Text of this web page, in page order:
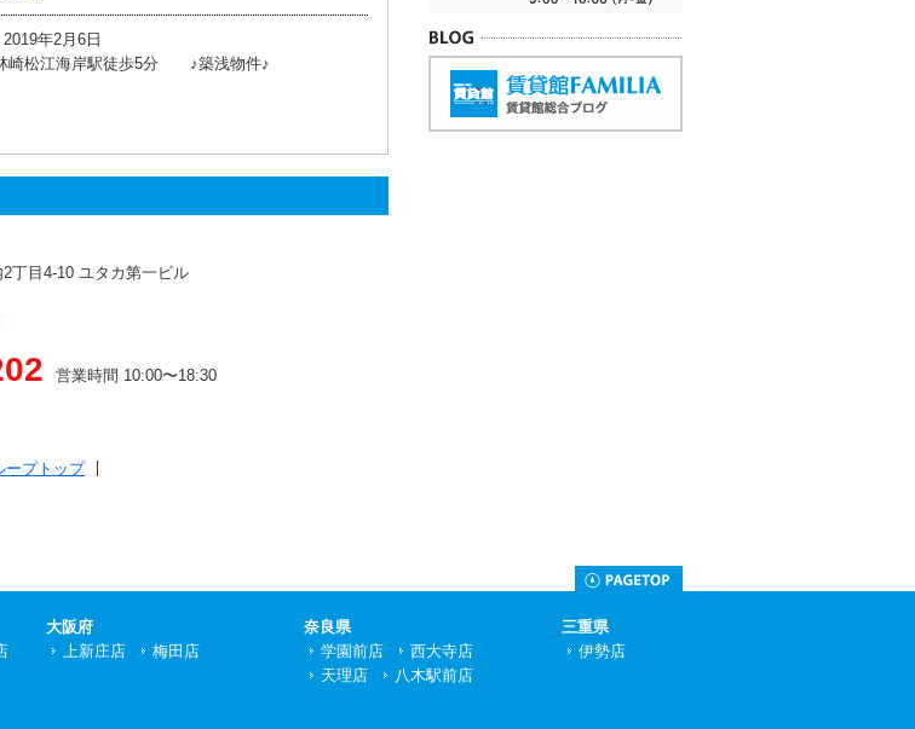
年2月6日
崎松江海岸駅徒歩5分 ♪築浅物件♪
丁目4-10 ユタカ第一ビル
営業時間 10:00〜18:30
ープトップ
大阪府
上新庄店
梅田店
奈良県
学園前店
西大寺店
天理店
八木駅前店
三重県
伊勢店